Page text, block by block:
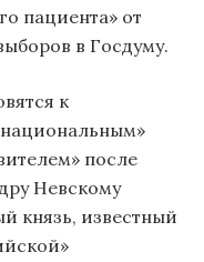
пациента» от
в Госдуму.
к
после
Невскому
князь, известный